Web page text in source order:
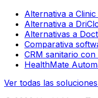
Alternativa a
Alternativa a
Alternativas a
Comparativa
CRM sanitario
HealthMate
Ver todas las